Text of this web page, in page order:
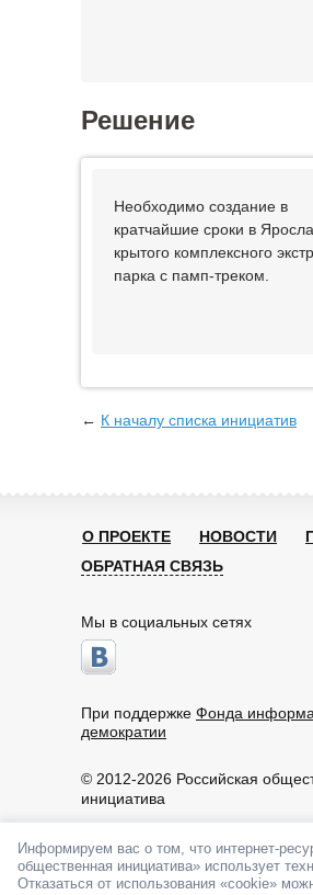
Решение
Необходимо создание в
кратчайшие сроки в
крытого комплексного
парка с памп-треком.
← К началу списка инициатив
© 2012-2026 Российская
инициатива
По вопросам работы портала
info@roi.ru
О ПРОЕКТЕ НОВОСТИ
ОБРАТНАЯ СВЯЗЬ
Мы в социальных сетях
При поддержке Фонда
демократии
Информируем вас о том, что интернет-
общественная инициатива» использует
Отказаться от использования «cookie»